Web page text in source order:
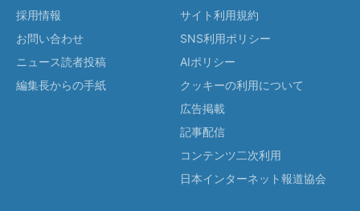
採用情報
お問い合わせ
ニュース読者投稿
編集長からの手紙
サイト利用規約
SNS利用ポリシー
AIポリシー
クッキーの利用について
広告掲載
記事配信
コンテンツ二次利用
日本インターネット報道協会